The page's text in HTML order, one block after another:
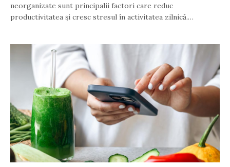
neorganizate sunt principalii factori care reduc
productivitatea și cresc stresul în activitatea zilnică.…